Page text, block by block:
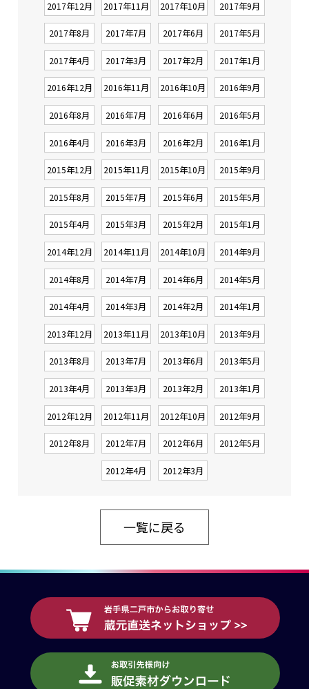
2017年12月 2017年11月 2017年10月 2017年9月
2017年8月 2017年7月 2017年6月 2017年5月
2017年4月 2017年3月 2017年2月 2017年1月
2016年12月 2016年11月 2016年10月 2016年9月
2016年8月 2016年7月 2016年6月 2016年5月
2016年4月 2016年3月 2016年2月 2016年1月
2015年12月 2015年11月 2015年10月 2015年9月
2015年8月 2015年7月 2015年6月 2015年5月
2015年4月 2015年3月 2015年2月 2015年1月
2014年12月 2014年11月 2014年10月 2014年9月
2014年8月 2014年7月 2014年6月 2014年5月
2014年4月 2014年3月 2014年2月 2014年1月
2013年12月 2013年11月 2013年10月 2013年9月
2013年8月 2013年7月 2013年6月 2013年5月
2013年4月 2013年3月 2013年2月 2013年1月
2012年12月 2012年11月 2012年10月 2012年9月
2012年8月 2012年7月 2012年6月 2012年5月
2012年4月 2012年3月
一覧に戻る